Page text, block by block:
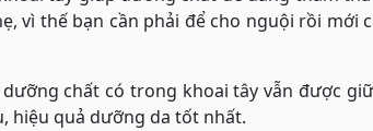
vì thế bạn cần phải để cho nguội rồi mới
chất có trong khoai tây vẫn được
hiệu quả dưỡng da tốt nhất.